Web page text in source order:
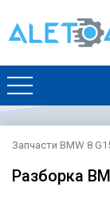
Запчасти BMW 8
Разборка